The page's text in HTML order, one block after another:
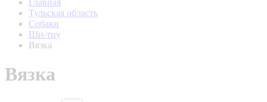
Главная
Тульская область
Собаки
Ши-тцу
Вязка
Вязка